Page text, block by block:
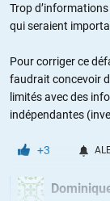
Trop
qui seraient
Pour corriger ce
faudrait concevoir
limités avec des
indépendantes
+3